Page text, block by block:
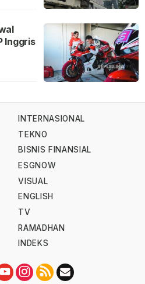
Inggris
INTERNASIONAL
TEKNO
BISNIS FINANSIAL
ESGNOW
VISUAL
ENGLISH
TV
RAMADHAN
INDEKS